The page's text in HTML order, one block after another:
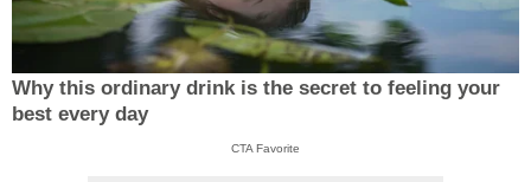
Why this ordinary drink is the secret to feeling your
best every day
CTA Favorite